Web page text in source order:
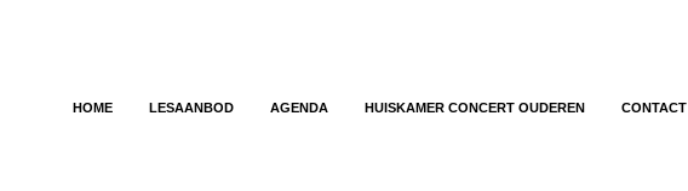
HOME LESAANBOD AGENDA HUISKAMER CONCERT OUDEREN CONTACT